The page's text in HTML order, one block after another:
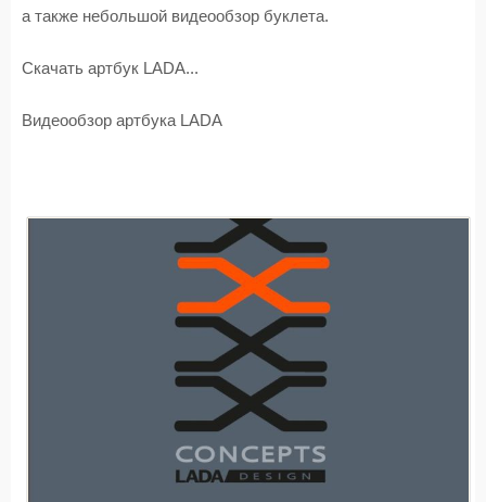
а также небольшой видеообзор буклета.
Скачать артбук LADA...
Видеообзор артбука LADA